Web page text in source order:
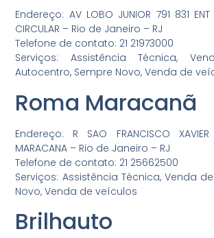
Endereço: AV LOBO JUNIOR 791 831 ENT
CIRCULAR – Rio de Janeiro – RJ
Telefone de contato: 21 21973000
Serviços: Assistência Técnica,
Autocentro, Sempre Novo, Venda de
Roma Maracanã
Endereço: R SAO FRANCISCO
MARACANA – Rio de Janeiro – RJ
Telefone de contato: 21 25662500
Serviços: Assistência Técnica, Venda
Novo, Venda de veículos
Brilhauto